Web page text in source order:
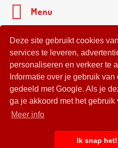
Deze site gebruikt cookies
services te leveren,
personaliseren en verkeer te
Informatie over je gebruik
gedeeld met Google. Als je
ga je akkoord met het gebruik
Meer info
Ik snap het!
Menu